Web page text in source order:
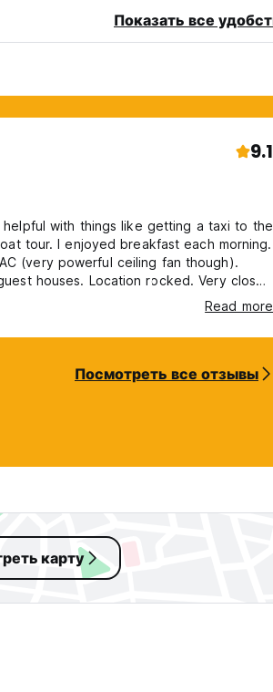
Показать все
9.1
with things like getting a taxi to the
each morning.
(very powerful ceiling fan though).
rocked. Very close
walk the last quarter mile as tuk-tuksRead more
Посмотреть все отзывы
карту